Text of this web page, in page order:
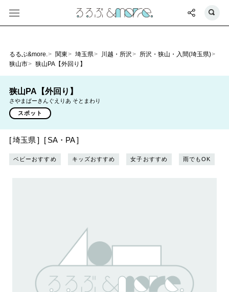
るるぶ&more. 関東 埼玉県 川越・所沢
所沢・狭山・入間(埼玉県)
狭山市
狭山PA【外回り】
狭山PA【外回り】
さやまぱーきんぐえりあ そとまわり
スポット
埼玉県 SA・PA
ベビーおすすめ キッズおすすめ 女子おすすめ 雨でもOK